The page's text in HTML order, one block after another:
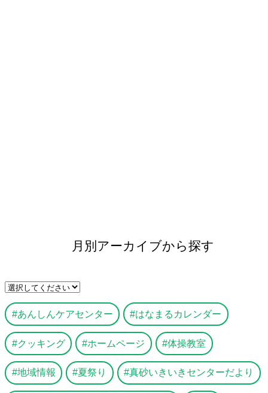
月別アーカイブから探す
あんしんケアセンター はなまるカレンダー
クッキング ホームページ 体操教室
地域情報 夏祭り 真砂いきいきセンターだより